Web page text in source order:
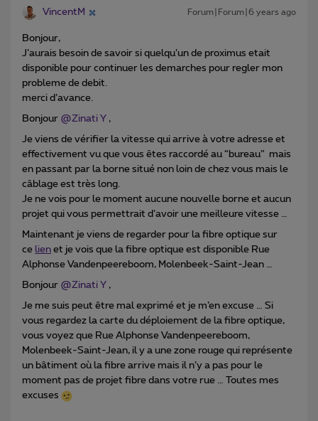
VincentM Forum|Forum|6 years ago
Bonjour,
J’aurais besoin de savoir si quelqu’un de proximus etait
disponible pour continuer les demarches pour regler mon
probleme de debit.
merci d’avance.
Bonjour @Zinati Y ,
Je viens de vérifier la vitesse qui arrive à votre adresse et
effectivement vu que vous êtes raccordé au “bureau” mais
en passant par la borne situé non loin de chez vous mais le
câblage est très long.
Je ne vois pour le moment aucune nouvelle borne et aucun
projet qui vous permettrait d’avoir une meilleure vitesse …
Maintenant je viens de regarder pour la fibre optique sur
ce lien et je vois que la fibre optique est disponible Rue
Alphonse Vandenpeereboom, Molenbeek-Saint-Jean …
Bonjour @Zinati Y ,
Je me suis peut être mal exprimé et je m’en excuse … Si
vous regardez la carte du déploiement de la fibre optique,
vous voyez que Rue Alphonse Vandenpeereboom,
Molenbeek-Saint-Jean, il y a une zone rouge qui représente
un bâtiment où la fibre arrive mais il n’y a pas pour le
moment pas de projet fibre dans votre rue … Toutes mes
excuses